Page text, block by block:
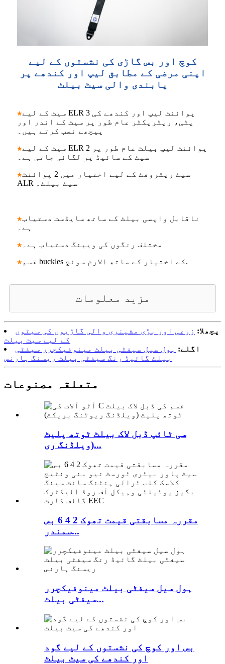
کوچ اور بس گاڑی کی نشستوں کے لیے
اپنی مرضی کے مطابق لیپ اور کندھے پر
پابندی والی سیٹ بیلٹ
★سیٹ کے لیے ELR 3 پوائنٹ لیپ اور کندھے کی
پٹی، ریٹریکٹر عام طور پر سیٹ کے اندر اور
پیچھے نصب کرتے ہیں۔
★سیٹ کے لیے ELR 2 پوائنٹ لیپ بیلٹ عام طور پر
سیٹ کے سائیڈ پر لگائی جاتی ہے۔
★سیٹ ریٹروفٹ کے لیے اختیار میں 2 پوائنٹ
ALR سیٹ بیلٹ۔
★ناقابل واپسی بیلٹ کے ساتھ سایڈست دستیاب
ہے۔
★ مختلف رنگوں کی ویبنگ دستیاب ہے۔
★
قسم buckles کے اختیار کے ساتھ الارم سوئچ.
مزید معلومات
پچھلا: زرعی اور بڑی مشینری والی گاڑیوں کی سیٹوں
کے لیے سیٹ بیلٹ
اگلے: ہول سیل سیفٹی بیلٹ مینوفیکچرر سیفٹی
بیلٹ گائیڈ رنگ سیفٹی بیلٹ ریسنگ ہارنس
متعلقہ مصنوعات
سی ٹائپ ڈبل لاک بیلٹ ٹوتھ پلیٹ
(ویلڈنگ ری...
مقررہ مسابقتی قیمت تھوک 2 4 6 بس
سمندر...
ہول سیل سیفٹی بیلٹ مینوفیکچرر
سیفٹی بیلٹ...
بس اور کوچ کی نشستوں کے لیے گود
اور کندھے کی سیٹ بیلٹ